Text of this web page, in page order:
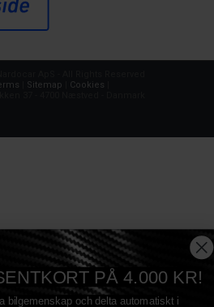
Sitemap Cookies
PÅ 4.000 KR!
bilgemenskap och delta automatiskt i